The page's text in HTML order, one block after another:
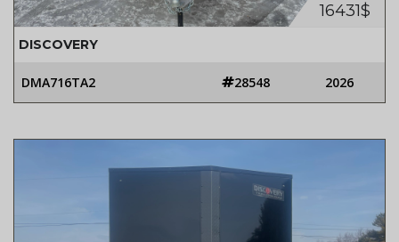
16431$
DISCOVERY
DMA716TA2 28548 2026